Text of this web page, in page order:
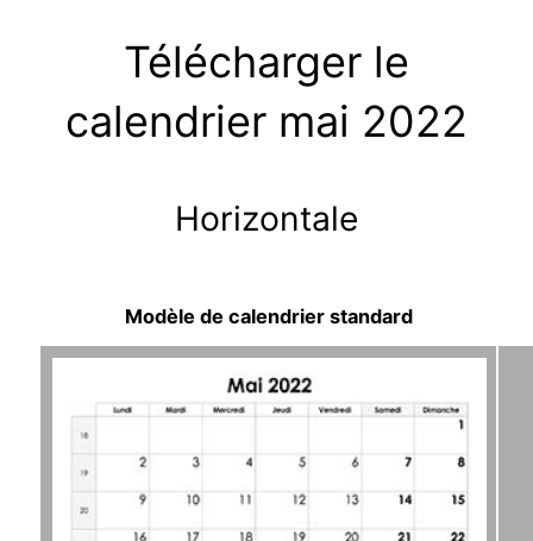
Télécharger le
calendrier mai 2022
Horizontale
Modèle de calendrier standard